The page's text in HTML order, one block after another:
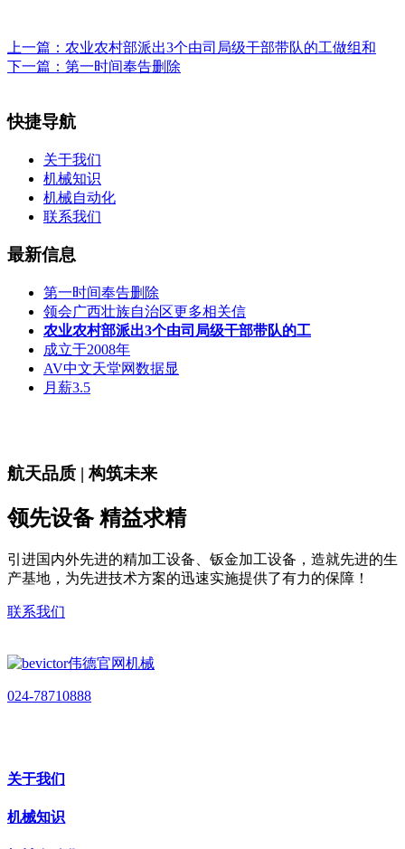
上一篇： 农业农村部派出3个由司局级干部带队的工做组和
下一篇： 第一时间奉告删除
快捷导航
关于我们
机械知识
机械自动化
联系我们
最新信息
第一时间奉告删除
领会广西壮族自治区更多相关信
农业农村部派出3个由司局级干部带队的工
成立于2008年
AV中文天堂网数据显
月薪3.5
航天品质 | 构筑未来
领先设备 精益求精
引进国内外先进的精加工设备、钣金加工设备，造就先进的生
产基地，为先进技术方案的迅速实施提供了有力的保障！
联系我们
024-78710888
关于我们
机械知识